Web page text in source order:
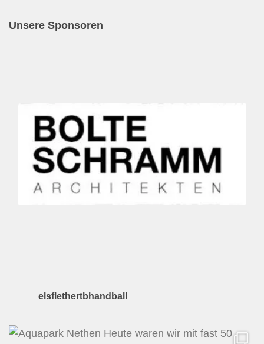
Unsere Sponsoren
elsflethertbhandball